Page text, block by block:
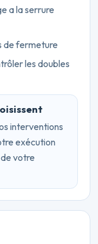
a la serrure
de fermeture
les doubles
interventions
exécution
votre